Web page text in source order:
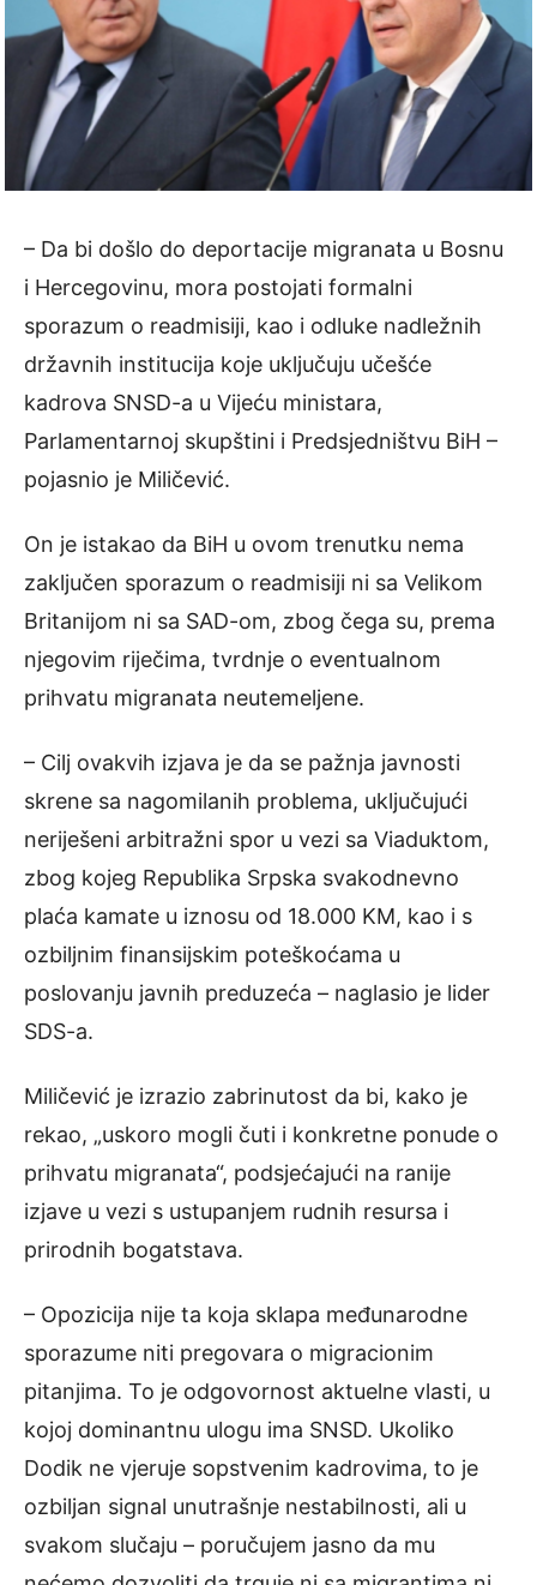
– Da bi došlo do deportacije migranata u Bosnu
i Hercegovinu, mora postojati formalni
sporazum o readmisiji, kao i odluke nadležnih
državnih institucija koje uključuju učešće
kadrova SNSD-a u Vijeću ministara,
Parlamentarnoj skupštini i Predsjedništvu BiH –
pojasnio je Miličević.
On je istakao da BiH u ovom trenutku nema
zaključen sporazum o readmisiji ni sa Velikom
Britanijom ni sa SAD-om, zbog čega su, prema
njegovim riječima, tvrdnje o eventualnom
prihvatu migranata neutemeljene.
– Cilj ovakvih izjava je da se pažnja javnosti
skrene sa nagomilanih problema, uključujući
neriješeni arbitražni spor u vezi sa Viaduktom,
zbog kojeg Republika Srpska svakodnevno
plaća kamate u iznosu od 18.000 KM, kao i s
ozbiljnim finansijskim poteškoćama u
poslovanju javnih preduzeća – naglasio je lider
SDS-a.
Miličević je izrazio zabrinutost da bi, kako je
rekao, „uskoro mogli čuti i konkretne ponude o
prihvatu migranata“, podsjećajući na ranije
izjave u vezi s ustupanjem rudnih resursa i
prirodnih bogatstava.
– Opozicija nije ta koja sklapa međunarodne
sporazume niti pregovara o migracionim
pitanjima. To je odgovornost aktuelne vlasti, u
kojoj dominantnu ulogu ima SNSD. Ukoliko
Dodik ne vjeruje sopstvenim kadrovima, to je
ozbiljan signal unutrašnje nestabilnosti, ali u
svakom slučaju – poručujem jasno da mu